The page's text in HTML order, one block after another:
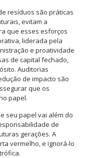
resíduos são práticas
evitam a
que esses esforços
liderada pela
e proatividade
de capital fechado,
Auditorias
de impacto são
que os
papel.
seu papel vai além do
de
gerações. A
vermelho, e ignorá-lo